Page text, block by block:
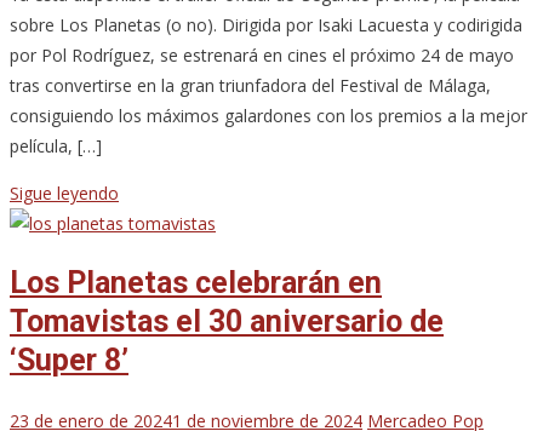
sobre Los Planetas (o no). Dirigida por Isaki Lacuesta y codirigida
por Pol Rodríguez, se estrenará en cines el próximo 24 de mayo
tras convertirse en la gran triunfadora del Festival de Málaga,
consiguiendo los máximos galardones con los premios a la mejor
película, […]
Sigue leyendo
Los Planetas celebrarán en
Tomavistas el 30 aniversario de
‘Super 8’
23 de enero de 20241 de noviembre de 2024 Mercadeo Pop